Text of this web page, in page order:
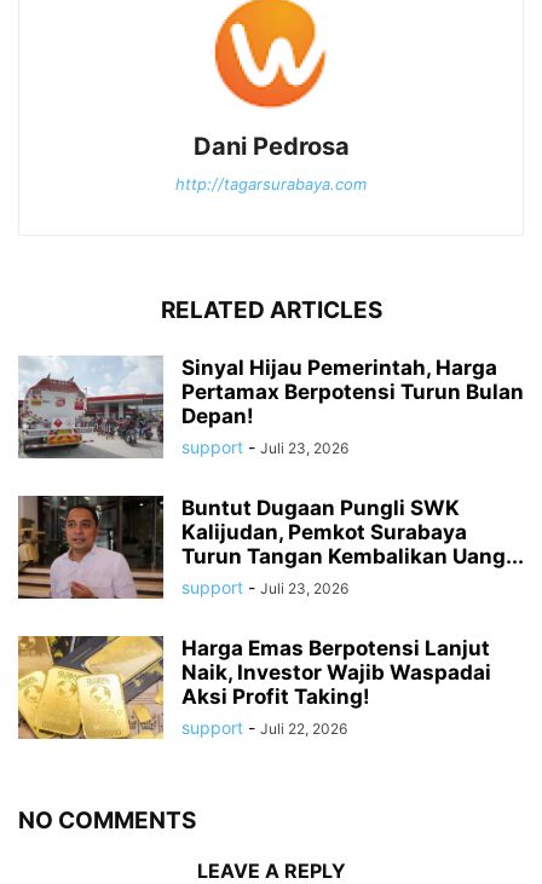
Dani Pedrosa
http://tagarsurabaya.com
RELATED ARTICLES
Sinyal Hijau Pemerintah, Harga
Pertamax Berpotensi Turun Bulan
Depan!
support - Juli 23, 2026
Buntut Dugaan Pungli SWK
Kalijudan, Pemkot Surabaya
Turun Tangan Kembalikan Uang...
support - Juli 23, 2026
Harga Emas Berpotensi Lanjut
Naik, Investor Wajib Waspadai
Aksi Profit Taking!
support - Juli 22, 2026
NO COMMENTS
LEAVE A REPLY